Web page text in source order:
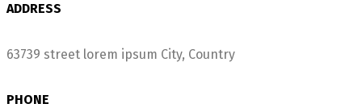
ADDRESS
63739 street lorem ipsum City, Country
PHONE